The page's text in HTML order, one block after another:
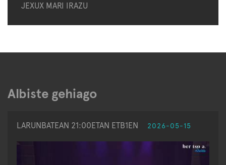
JEXUX MARI IRAZU
Albiste gehiago
LARUNBATEAN 21:00ETAN ETB1EN 2026-05-15